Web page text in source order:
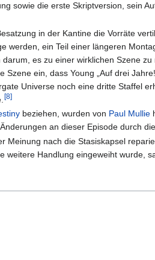
sowie die erste Skriptversion, sein
in der Kantine die Vorräte
werden, ein Teil einer längeren
es zu einer wirklichen Szene
Szene ein, dass Young „Auf drei
Universe noch eine dritte Staffel
[8]
beziehen, wurden von Paul Mullie
an dieser Episode durch
Meinung nach die Stasiskapsel
weitere Handlung eingeweiht wurde,